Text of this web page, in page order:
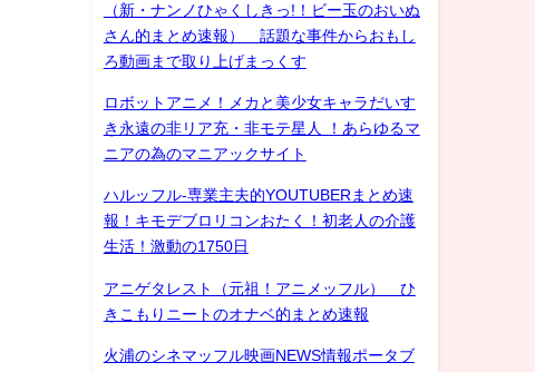
（新・ナンノひゃくしきっ!！ビー玉のおいぬ
さん的まとめ速報） 話題な事件からおもし
ろ動画まで取り上げまっくす
ロボットアニメ！メカと美少女キャラだいす
き永遠の非リア充・非モテ星人 ！あらゆるマ
ニアの為のマニアックサイト
ハルッフル-専業主夫的YOUTUBERまとめ速
報！キモデブロリコンおたく！初老人の介護
生活！激動の1750日
アニゲタレスト（元祖！アニメッフル） ひ
きこもりニートのオナベ的まとめ速報
火浦のシネマッフル映画NEWS情報ポータブ